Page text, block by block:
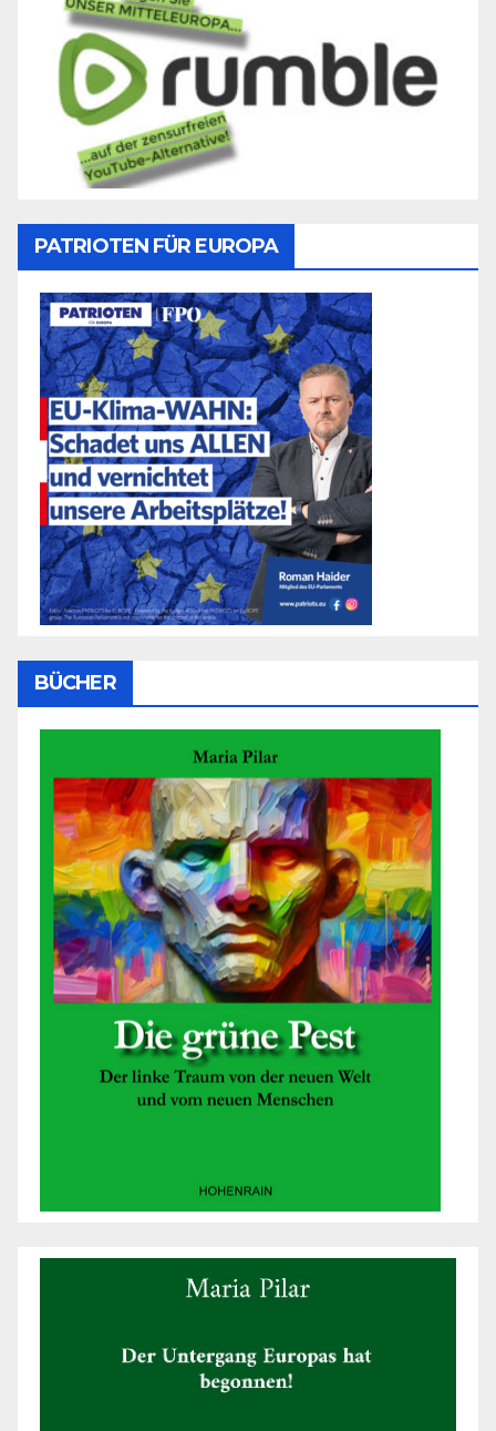
PATRIOTEN FÜR EUROPA
BÜCHER